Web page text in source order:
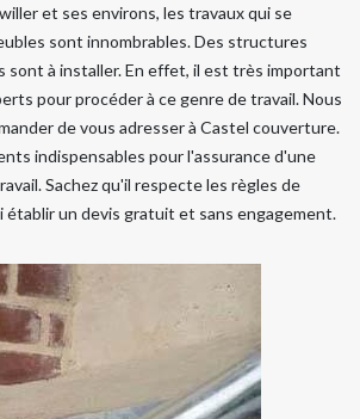
et ses environs, les travaux qui se
sont innombrables. Des structures
sont à installer. En effet, il est très important
pour procéder à ce genre de travail. Nous
de vous adresser à Castel couverture.
indispensables pour l'assurance d'une
Sachez qu'il respecte les règles de
établir un devis gratuit et sans engagement.